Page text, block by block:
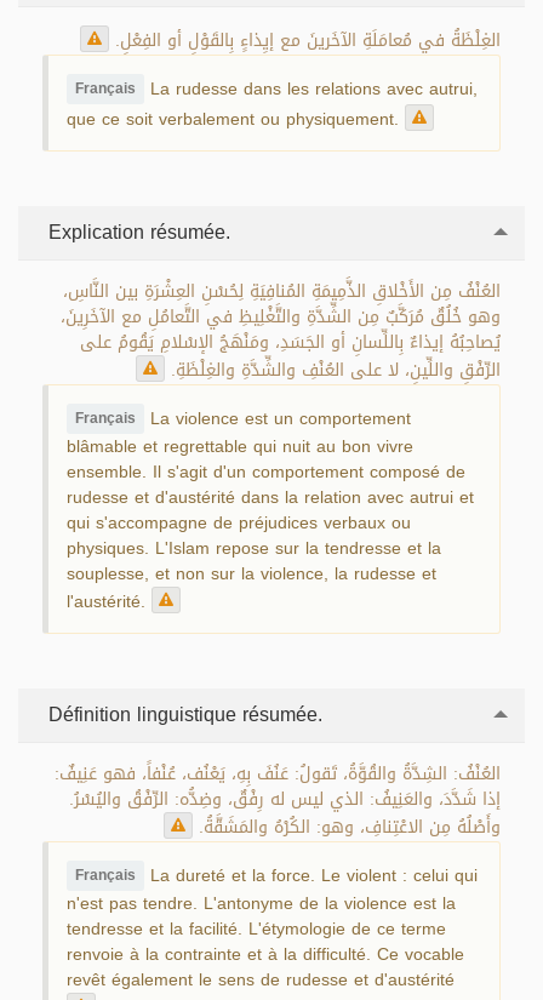
الغِلْظَةُ في مُعامَلَةِ الآخَرينَ مع إيِذاءٍ بِالقَوْلِ أو الفِعْلِ.
Français
La rudesse dans les relations avec autrui,
que ce soit verbalement ou physiquement.
Explication résumée.
العُنْفُ مِن الأَخْلاقِ الذَّمِيمَةِ المُنافِيَةِ لِحُسْنِ العِشْرَةِ بين النَّاسِ،
وهو خُلُقٌ مُرَكَّبٌ مِن الشِّدَّةِ والتَّغْلِيظِ في التَّعامُلِ مع الآخَرِينَ،
يُصاحِبُهُ إيذاءٌ بِاللِّسانِ أو الجَسَدِ، ومَنْهَجُ الإسْلامِ يَقُومُ على
الرِّفْقِ واللِّينِ، لا على العُنْفِ والشِّدَّةِ والغِلْظَةِ.
Français
La violence est un comportement
blâmable et regrettable qui nuit au bon vivre
ensemble. Il s'agit d'un comportement composé de
rudesse et d'austérité dans la relation avec autrui et
qui s'accompagne de préjudices verbaux ou
physiques. L'Islam repose sur la tendresse et la
souplesse, et non sur la violence, la rudesse et
l'austérité.
Définition linguistique résumée.
العُنْفُ: الشِدَّةُ والقُوَّةُ، تَقولُ: عَنُفَ بِهِ، يَعْنُف، عُنْفاً، فهو عَنِيفٌ:
إذا شَدَّدَ، والعَنِيفُ: الذي ليس له رِفْقٌ، وضِدُّه: الرِّفْقُ واليُسْرُ.
وأَصْلُهُ مِن الاعْتِنافِ، وهو: الكُرْهُ والمَشَقَّةُ.
Français
La dureté et la force. Le violent : celui qui
n'est pas tendre. L'antonyme de la violence est la
tendresse et la facilité. L'étymologie de ce terme
renvoie à la contrainte et à la difficulté. Ce vocable
revêt également le sens de rudesse et d'austérité